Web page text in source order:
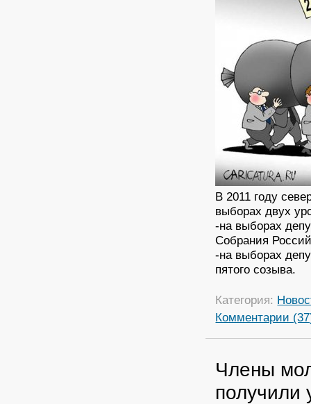
В 2011 году
выборах двух
-на выборах
Собрания
-на выборах
пятого созыва.
Категория:
Комментарии
Члены
получили